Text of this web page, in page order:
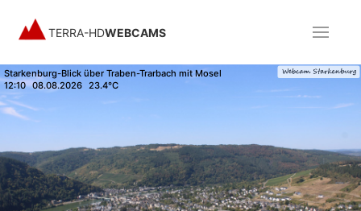
TERRA-HDWEBCAMS
Starkenburg-Blick über Traben-Trarbach mit Mosel
12:10 08.08.2026 23.4°C